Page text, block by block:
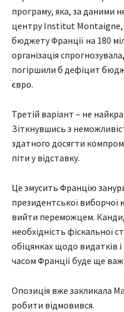
програму, яка, за даними
центру Institut Montaigne,
бюджету Франції на 180
організація
погіршили б дефіцит
євро.
Третій варіант – не
Зіткнувшись з
здатного досягти
піти у відставку.
Це змусить Францію
президентської виборчої
вийти переможцем.
необхідність фіскальної
обіцянках щодо видатків
часом Франції буде ще
Опозиція вже закликала
робити відмовився.